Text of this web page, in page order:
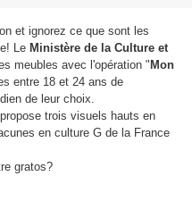
et ignorez ce que sont les
Le Ministère de la Culture et
meubles avec l'opération " Mon
entre 18 et 24 ans de
de leur choix.
trois visuels hauts en
en culture G de la France
gratos?